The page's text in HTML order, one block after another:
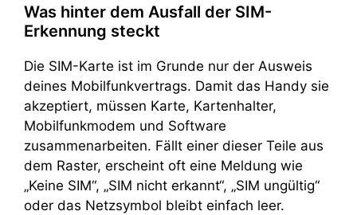
Was hinter dem Ausfall der SIM-
Erkennung steckt
Die SIM-Karte ist im Grunde nur der Ausweis
deines Mobilfunkvertrags. Damit das Handy sie
akzeptiert, müssen Karte, Kartenhalter,
Mobilfunkmodem und Software
zusammenarbeiten. Fällt einer dieser Teile aus
dem Raster, erscheint oft eine Meldung wie
„Keine SIM“, „SIM nicht erkannt“, „SIM ungültig“
oder das Netzsymbol bleibt einfach leer.